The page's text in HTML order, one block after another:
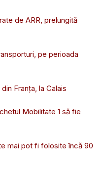
de ARR, prelungită
pe perioada
Franța, la Calais
Mobilitate 1 să fie
mai pot fi folosite încă 90